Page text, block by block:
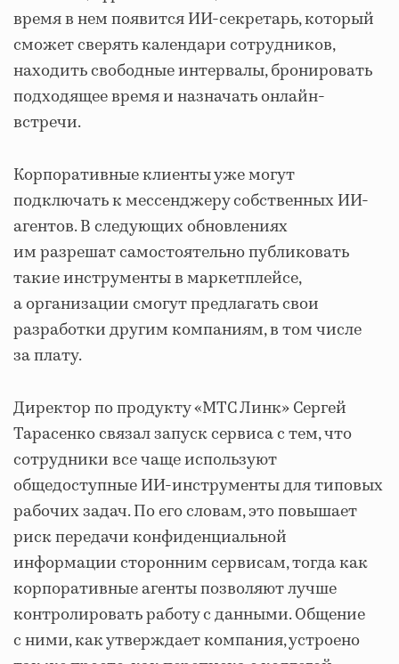
время в нем появится ИИ-секретарь, который
сможет сверять календари сотрудников,
находить свободные интервалы, бронировать
подходящее время и назначать онлайн-
встречи.
Корпоративные клиенты уже могут
подключать к мессенджеру собственных ИИ-
агентов. В следующих обновлениях
им разрешат самостоятельно публиковать
такие инструменты в маркетплейсе,
а организации смогут предлагать свои
разработки другим компаниям, в том числе
за плату.
Директор по продукту «МТС Линк» Сергей
Тарасенко связал запуск сервиса с тем, что
сотрудники все чаще используют
общедоступные ИИ-инструменты для типовых
рабочих задач. По его словам, это повышает
риск передачи конфиденциальной
информации сторонним сервисам, тогда как
корпоративные агенты позволяют лучше
контролировать работу с данными. Общение
с ними, как утверждает компания, устроено